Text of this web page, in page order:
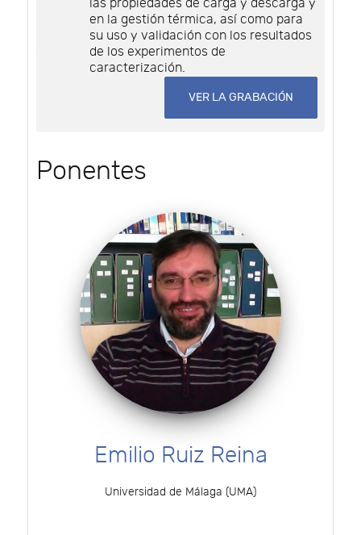
las propiedades de carga y descarga y
en la gestión térmica, así como para
su uso y validación con los resultados
de los experimentos de
caracterización.
VER LA GRABACIÓN
Ponentes
Emilio Ruiz Reina
Universidad de Málaga (UMA)